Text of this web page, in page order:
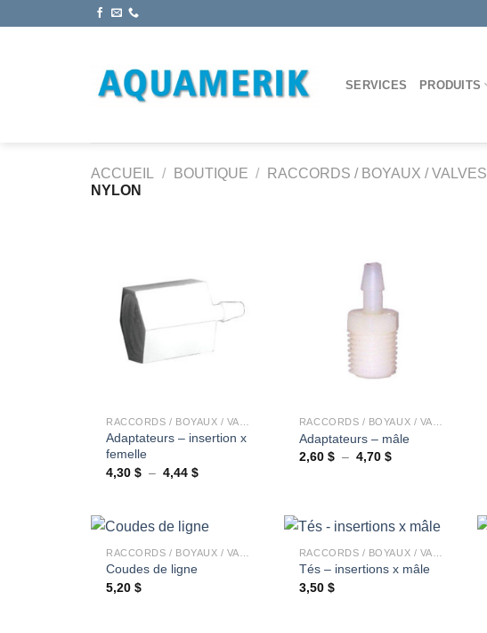
SERVICES PRODUITS
ACCUEIL / BOUTIQUE / RACCORDS / BOYAUX / VALVES
NYLON
Ajouter
à la
Adaptateurs – insertion x
femelle
4,30$ – 4,44$Plage
à
4,44 $
Adaptateurs – mâle
2,60 $ – 4,70 $Plage
4,70 $
+
Coudes de ligne
5,20$
+
Tés – insertions x mâle
3,50 $